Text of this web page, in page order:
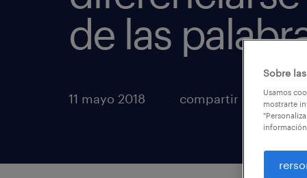
de las
11 mayo 2018 compartir artículos
Sobre
Usamos
mostrarte